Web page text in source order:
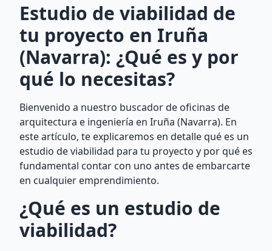
Estudio de viabilidad de
tu proyecto en Iruña
(Navarra): ¿Qué es y por
qué lo necesitas?
Bienvenido a nuestro buscador de oficinas de
arquitectura e ingeniería en Iruña (Navarra). En
este artículo, te explicaremos en detalle qué es un
estudio de viabilidad para tu proyecto y por qué es
fundamental contar con uno antes de embarcarte
en cualquier emprendimiento.
¿Qué es un estudio de
viabilidad?